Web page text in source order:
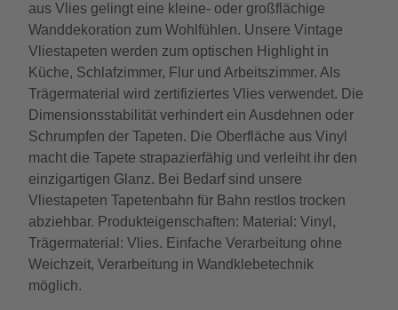
aus Vlies gelingt eine kleine- oder großflächige
Wanddekoration zum Wohlfühlen. Unsere Vintage
Vliestapeten werden zum optischen Highlight in
Küche, Schlafzimmer, Flur und Arbeitszimmer. Als
Trägermaterial wird zertifiziertes Vlies verwendet. Die
Dimensionsstabilität verhindert ein Ausdehnen oder
Schrumpfen der Tapeten. Die Oberfläche aus Vinyl
macht die Tapete strapazierfähig und verleiht ihr den
einzigartigen Glanz. Bei Bedarf sind unsere
Vliestapeten Tapetenbahn für Bahn restlos trocken
abziehbar. Produkteigenschaften: Material: Vinyl,
Trägermaterial: Vlies. Einfache Verarbeitung ohne
Weichzeit, Verarbeitung in Wandklebetechnik
möglich.